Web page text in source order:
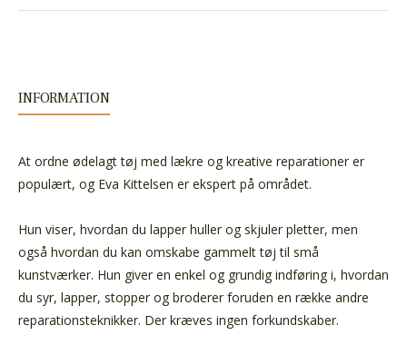
INFORMATION
At ordne ødelagt tøj med lækre og kreative reparationer er
populært, og Eva Kittelsen er ekspert på området.
Hun viser, hvordan du lapper huller og skjuler pletter, men
også hvordan du kan omskabe gammelt tøj til små
kunstværker. Hun giver en enkel og grundig indføring i, hvordan
du syr, lapper, stopper og broderer foruden en række andre
reparationsteknikker. Der kræves ingen forkundskaber.